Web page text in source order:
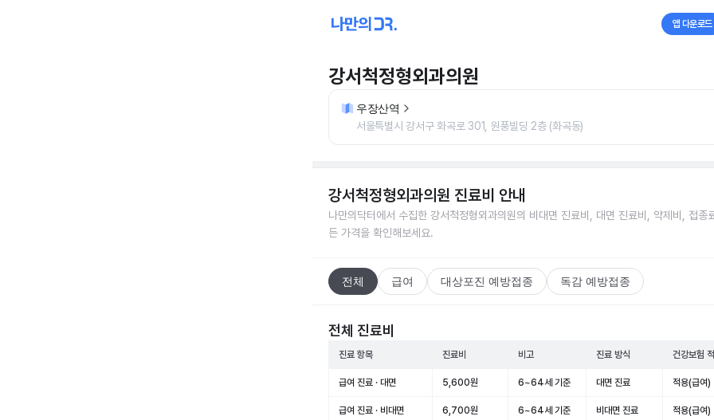
앱 다운로드
강서척정형외과의원
우장산역
서울특별시 강서구 화곡로 301, 원풍빌딩 2층 (화곡동)
강서척정형외과의원 진료비 안내
나만의닥터에서 수집한 강서척정형외과의원의 비대면 진료비, 대면 진료비, 약제비, 접종
든 가격을 확인해보세요.
전체 급여 대상포진 예방접종 독감 예방접종
전체 진료비
진료 항목 진료비 비고 진료 방식 건강보험
급여 진료 · 대면 5,600원 6~64세 기준 대면 진료 적용(급여)
급여 진료 · 비대면 6,700원 6~64세 기준 비대면 진료 적용(급여)